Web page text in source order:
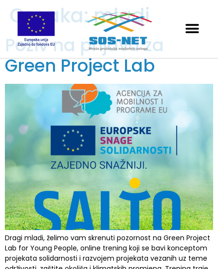
Oznaka:mladi
Poziv na prijavu za
Green Project Lab
Dragi mladi, želimo vam skrenuti pozornost na Green Project
Lab for Young People, online trening koji se bavi konceptom
projekata solidarnosti i razvojem projekata vezanih uz teme